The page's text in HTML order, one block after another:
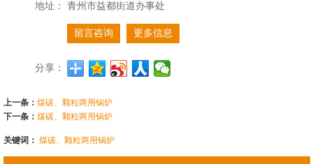
地址：
青州市益都街道办事处
留言咨询 更多信息
分享：
上一条： 煤碳、颗粒两用锅炉
下一条： 煤碳、颗粒两用锅炉
关键词： 煤碳、颗粒两用锅炉